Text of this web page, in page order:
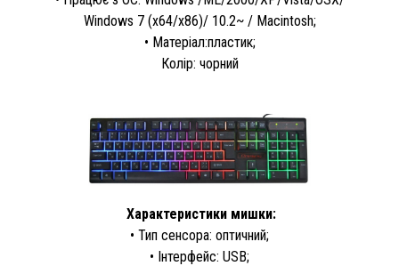
Windows 7 (x64/x86)/ 10.2~ / Macintosh;
• Матеріал:пластик;
Колір: чорний
Характеристики мишки:
• Тип сенсора: оптичний;
• Інтерфейс: USB;